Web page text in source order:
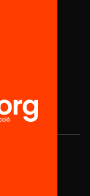
Social